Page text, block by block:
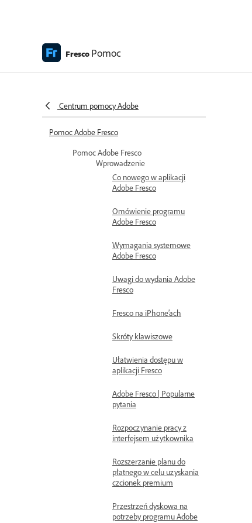
Fresco Pomoc
Centrum pomocy Adobe
Pomoc Adobe Fresco
Pomoc Adobe Fresco
Wprowadzenie
Co nowego w aplikacji
Adobe Fresco
Omówienie programu
Adobe Fresco
Wymagania systemowe
Adobe Fresco
Uwagi do wydania Adobe
Fresco
Fresco na iPhone’ach
Skróty klawiszowe
Ułatwienia dostępu w
aplikacji Fresco
Adobe Fresco | Popularne
pytania
Rozpoczynanie pracy z
interfejsem użytkownika
Rozszerzanie planu do
płatnego w celu uzyskania
czcionek premium
Przestrzeń dyskowa na
potrzeby programu Adobe